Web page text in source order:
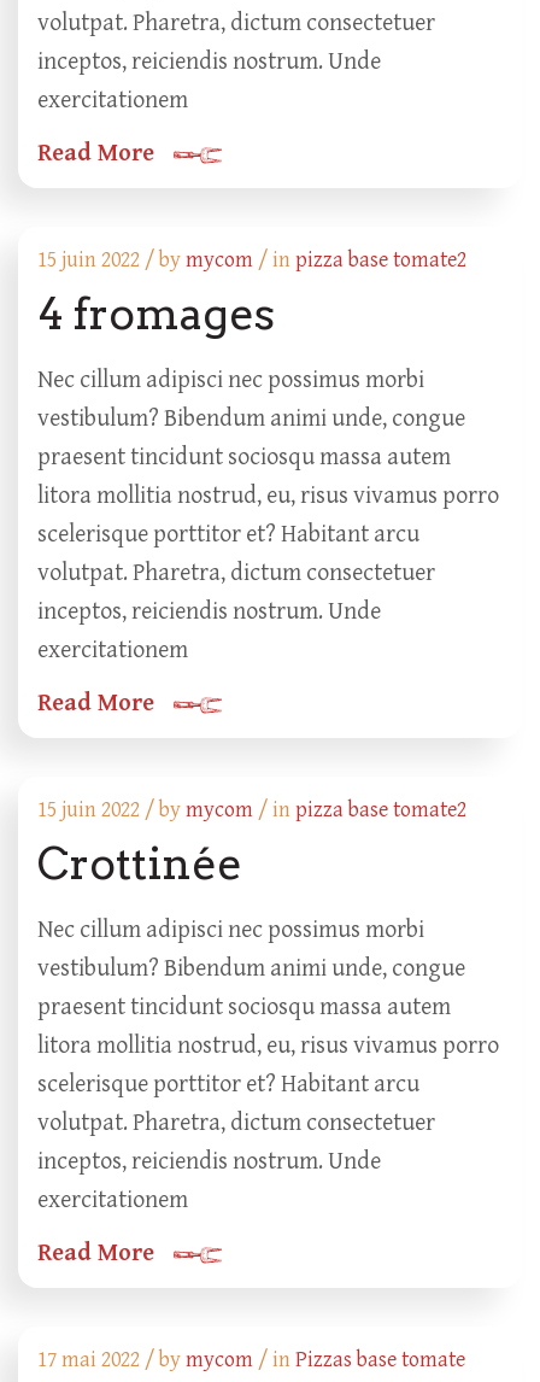
volutpat. Pharetra, dictum consectetuer
inceptos, reiciendis nostrum. Unde
exercitationem
Read More
15 juin 2022 /bymycom / inpizza base tomate2
4 fromages
Nec cillum adipisci nec possimus morbi
vestibulum? Bibendum animi unde, congue
praesent tincidunt sociosqu massa autem
litora mollitia nostrud, eu, risus vivamus porro
scelerisque porttitor et? Habitant arcu
volutpat. Pharetra, dictum consectetuer
inceptos, reiciendis nostrum. Unde
exercitationem
Read More
15 juin 2022 /bymycom / inpizza base tomate2
Crottinée
Nec cillum adipisci nec possimus morbi
vestibulum? Bibendum animi unde, congue
praesent tincidunt sociosqu massa autem
litora mollitia nostrud, eu, risus vivamus porro
scelerisque porttitor et? Habitant arcu
volutpat. Pharetra, dictum consectetuer
inceptos, reiciendis nostrum. Unde
exercitationem
Read More
17 mai 2022 /bymycom / inPizzas base tomate